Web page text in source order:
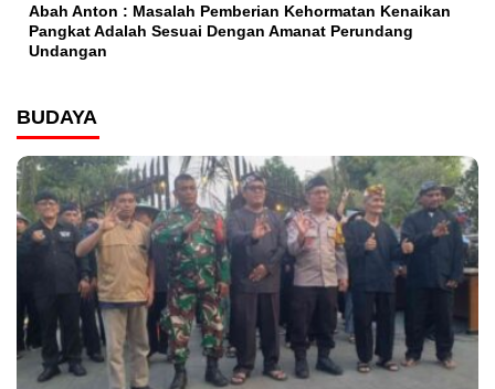
Abah Anton : Masalah Pemberian Kehormatan Kenaikan
Pangkat Adalah Sesuai Dengan Amanat Perundang
Undangan
BUDAYA